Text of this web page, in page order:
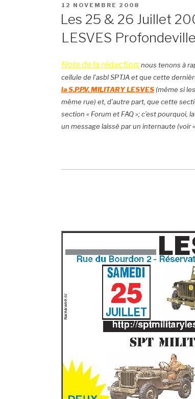
POSTED
12 NOVEMBRE 2008
Les 25 & 26 Juillet
LESVES
Note de la rédaction:nous tenons à
cellule de l’asbl SPTJA et que cette
la S.P.P.V. MILITARY LESVES(même si
même rue) et, d’autre part, que cette
section « Forum et FAQ »; c’est pourquoi,
un message laissé par un internaute (voir